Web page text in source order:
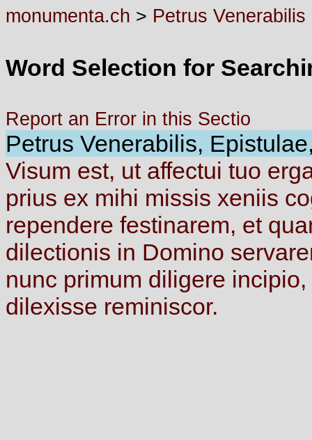
monumenta.ch > Petrus Venerabilis
Word Selection for
Report an Error in this Sectio
Petrus Venerabilis,
Visum est, ut affectui tuo
prius ex mihi missis xeniis
rependere festinarem, et
dilectionis in Domino
nunc primum diligere incipio,
dilexisse reminiscor.